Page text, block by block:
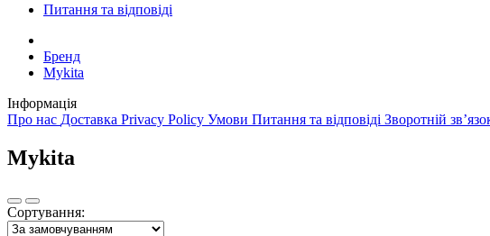
Питання та відповіді
Бренд
Mykita
Інформація
Про нас Доставка Privacy Policy Умови Питання та відповіді Зворотній
Mykita
Сортування: